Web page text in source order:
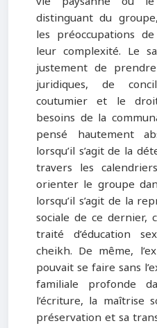
distinguant du
les préoccupations
leur complexité. Le
justement de
juridiques, de
coutumier et le
besoins de la
pensé hautement
lorsqu’il s’agit de la
travers les
orienter le groupe
lorsqu’il s’agit de la
sociale de ce dernier,
traité d’éducation
cheikh. De même,
pouvait se faire sans
familiale profonde
l’écriture, la maîtrise
préservation et sa